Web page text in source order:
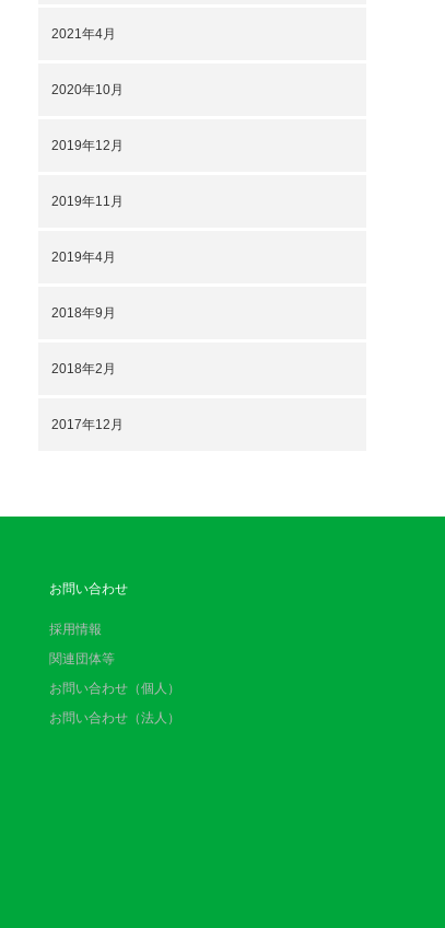
2021年4月
2020年10月
2019年12月
2019年11月
2019年4月
2018年9月
2018年2月
2017年12月
お問い合わせ
採用情報
関連団体等
お問い合わせ（個人）
お問い合わせ（法人）